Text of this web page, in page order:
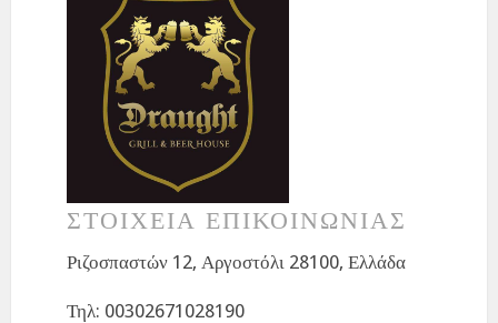
ΣΤΟΙΧΕΙΑ ΕΠΙΚΟΙΝΩΝΙΑΣ
Ριζοσπαστών 12, Αργοστόλι 28100, Ελλάδα
Τηλ: 00302671028190